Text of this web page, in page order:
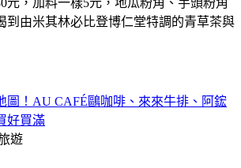
到由米其林必比登博仁堂特調的青草茶與
圖！AU CAFÉ鷗咖啡、來來牛排、阿鋐
好買滿
遊